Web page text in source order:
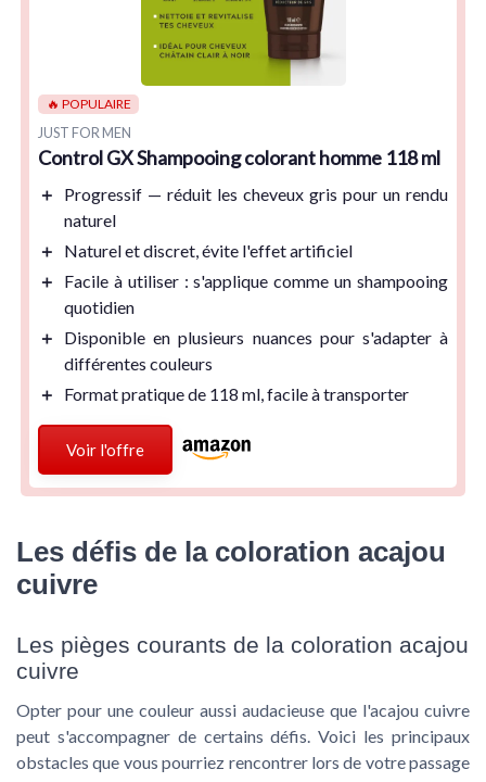
🔥 POPULAIRE
JUST FOR MEN
Control GX Shampooing colorant homme 118 ml
＋ Progressif — réduit les cheveux gris pour un rendu
naturel
＋
Naturelet discret, évite l'effet artificiel
＋
Facile à utiliser: s'applique comme un shampooing
quotidien
＋
Disponible en plusieurs nuances pour s'adapter à
différentes couleurs
＋
Format pratiquede 118 ml, facile à transporter
Voir l'offre
Les défis de la coloration acajou
cuivre
Les pièges courants de la coloration acajou
cuivre
Opter pour une couleur aussi audacieuse que l'acajou cuivre
peut s'accompagner de certains défis. Voici les principaux
obstacles que vous pourriez rencontrer lors de votre passage